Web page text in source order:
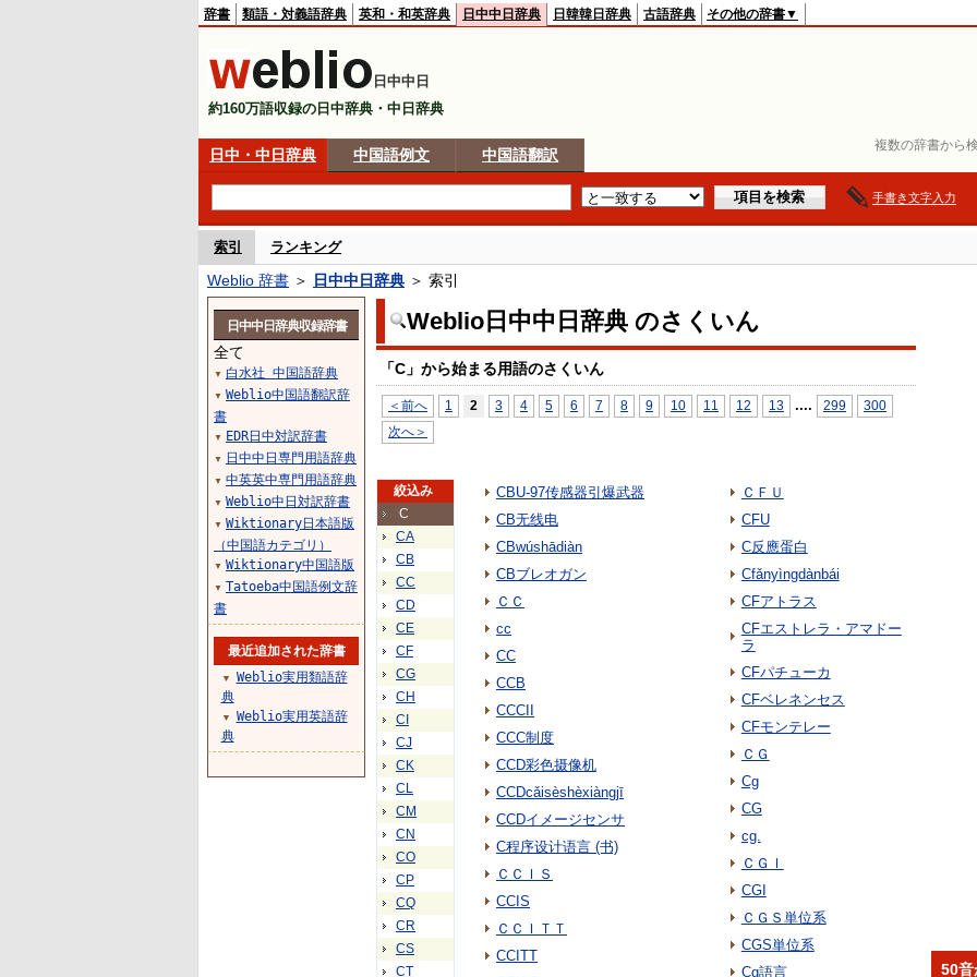
複数の辞書から
辞書 類語・対義語辞典 英和・和英辞典 日中中日辞典 日韓韓日辞典 古語辞典 その他の辞書▼
日中中日
約160万語収録の日中辞典・中日辞典
日中・中日辞典 中国語例文 中国語翻訳
手書き文字入力
索引 ランキング
Weblio 辞書 ＞ 日中中日辞典 ＞ 索引
Weblio日中中日辞典 のさくいん
「C」から始まる用語のさくいん
＜前へ 1 2 3 4 5 6 7 8 9 10 11 12 13 .... 299
300
次へ＞
絞込み
C
CA
CB
CC
CD
CE
CF
CG
CH
CI
CJ
CK
CL
CM
CN
CO
CP
CQ
CR
CS
CT
CBU-97传感器引爆武器
CB无线电
CBwúshādiàn
CBブレオガン
ＣＣ
cc
CC
CCB
CCCII
CCC制度
CCD彩色摄像机
CCDcǎisèshèxiàngjī
CCDイメージセンサ
C程序设计语言 (书)
ＣＣＩＳ
CCIS
ＣＣＩＴＴ
CCITT
ＣＦＵ
CFU
C反應蛋白
Cfǎnyìngdànbái
CFアトラス
CFエストレラ・アマドー
ラ
CFパチューカ
CFベレネンセス
CFモンテレー
ＣＧ
Cg
CG
cg.
ＣＧＩ
CGI
ＣＧＳ単位系
CGS単位系
Cg語言
日中中日辞典収録辞書
全て
▼ 白水社 中国語辞典
▼ Weblio中国語翻訳辞
書
▼ EDR日中対訳辞書
▼ 日中中日専門用語辞典
▼ 中英英中専門用語辞典
▼ Weblio中日対訳辞書
▼ Wiktionary日本語版
（中国語カテゴリ）
▼ Wiktionary中国語版
▼ Tatoeba中国語例文辞
書
最近追加された辞書
▼
Weblio実用類語辞
典
▼
Weblio実用英語辞
典
50音